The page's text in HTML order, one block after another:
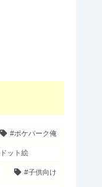
#ポケパーク俺
ット絵
#子供向け